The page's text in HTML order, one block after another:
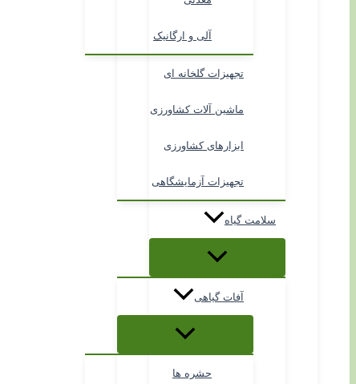
آلی و ارگانیک
تجهیزات گلخانه ای
ماشین آلات کشاورزی
ابزارهای کشاورزی
تجهیزات آزمایشگاهی
سلامت گیاه
آفات گیاهی
حشره ها